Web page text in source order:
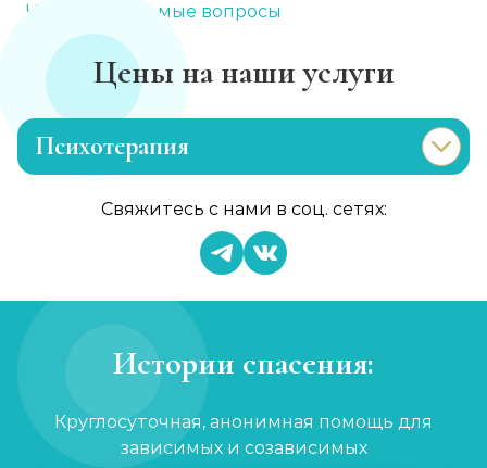
Часто задаваемые вопросы
Цены на наши услуги
Психотерапия
Консультация психолога
от 1 000 ₽ Записаться
Свяжитесь с нами в соц. сетях:
Истории спасения:
Круглосуточная, анонимная помощь для
зависимых и созависимых